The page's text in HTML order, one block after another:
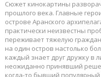
Сюжет кинокартины
прошлого века. Главные
острове Аранского
практически неизвестны
переживает тяжелую
на один остров настолько
каждый знает друг дружку в
неожиданно принявший
когда-то бывший